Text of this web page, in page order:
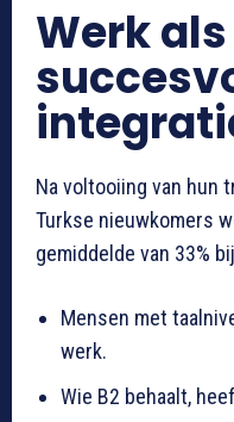
Werk
Na voltooiing van hun
Turkse nieuwkomers
gemiddelde van 33%
Mensen met
werk.
Wie B2 behaalt,